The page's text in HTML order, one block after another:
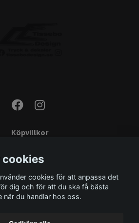
Köpvillkor
Miljö
Storleksguide
cookies
cookies för att anpassa det
dig och för att du ska få bästa
när du handlar hos oss.